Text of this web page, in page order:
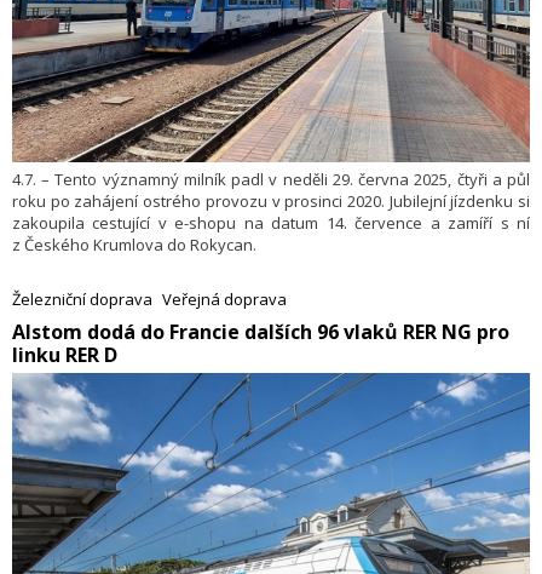
4.7. – Tento významný milník padl v neděli 29. června 2025, čtyři a půl
roku po zahájení ostrého provozu v prosinci 2020. Jubilejní jízdenku si
zakoupila cestující v e-shopu na datum 14. července a zamíří s ní
z Českého Krumlova do Rokycan.
Železniční doprava Veřejná doprava
​Alstom dodá do Francie dalších 96 vlaků RER NG pro
linku RER D